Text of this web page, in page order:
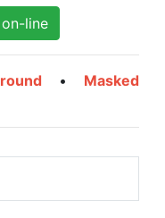
line
• Masked